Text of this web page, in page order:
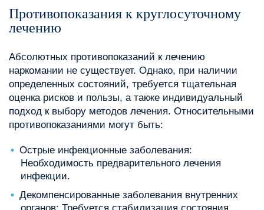
Противопоказания к круглосуточному
лечению
Абсолютных противопоказаний к лечению
наркомании не существует. Однако, при наличии
определенных состояний, требуется тщательная
оценка рисков и пользы, а также индивидуальный
подход к выбору методов лечения. Относительными
противопоказаниями могут быть:
Острые инфекционные заболевания:
Необходимость предварительного лечения
инфекции.
Декомпенсированные заболевания внутренних